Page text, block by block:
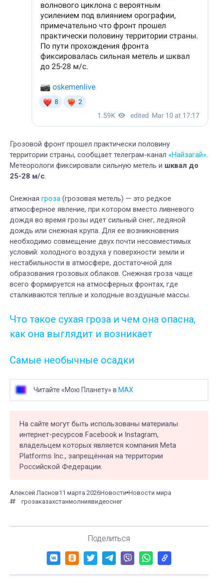
Грозовой фронт прошел практически половину
территории страны, сообщает телеграм-канал «Найзагай».
Метеорологи фиксировали сильную метель и шквал до
25-28 м/c.
Снежная гроза (грозовая метель) — это редкое
атмосферное явление, при котором вместо ливневого
дождя во время грозы идет сильный снег, ледяной
дождь или снежная крупа. Для ее возникновения
необходимо совмещение двух почти несовместимых
условий: холодного воздуха у поверхности земли и
нестабильности в атмосфере, достаточной для
образования грозовых облаков. Снежная гроза чаще
всего формируется на атмосферных фронтах, где
сталкиваются теплые и холодные воздушные массы.
Что такое сухая гроза и чем она опасна,
как она выглядит и возникает
Самые необычные осадки
Читайте «Мою Планету» в MAX
На сайте могут быть использованы материалы
интернет-ресурсов Facebook и Instagram,
владельцем которых является компания Meta
Platforms Inc., запрещённая на территории
Российской Федерации.
Алексей Ласнов11 марта 2026Новости Новости мира
грозаказахстанмолниявидеоснег
Поделиться